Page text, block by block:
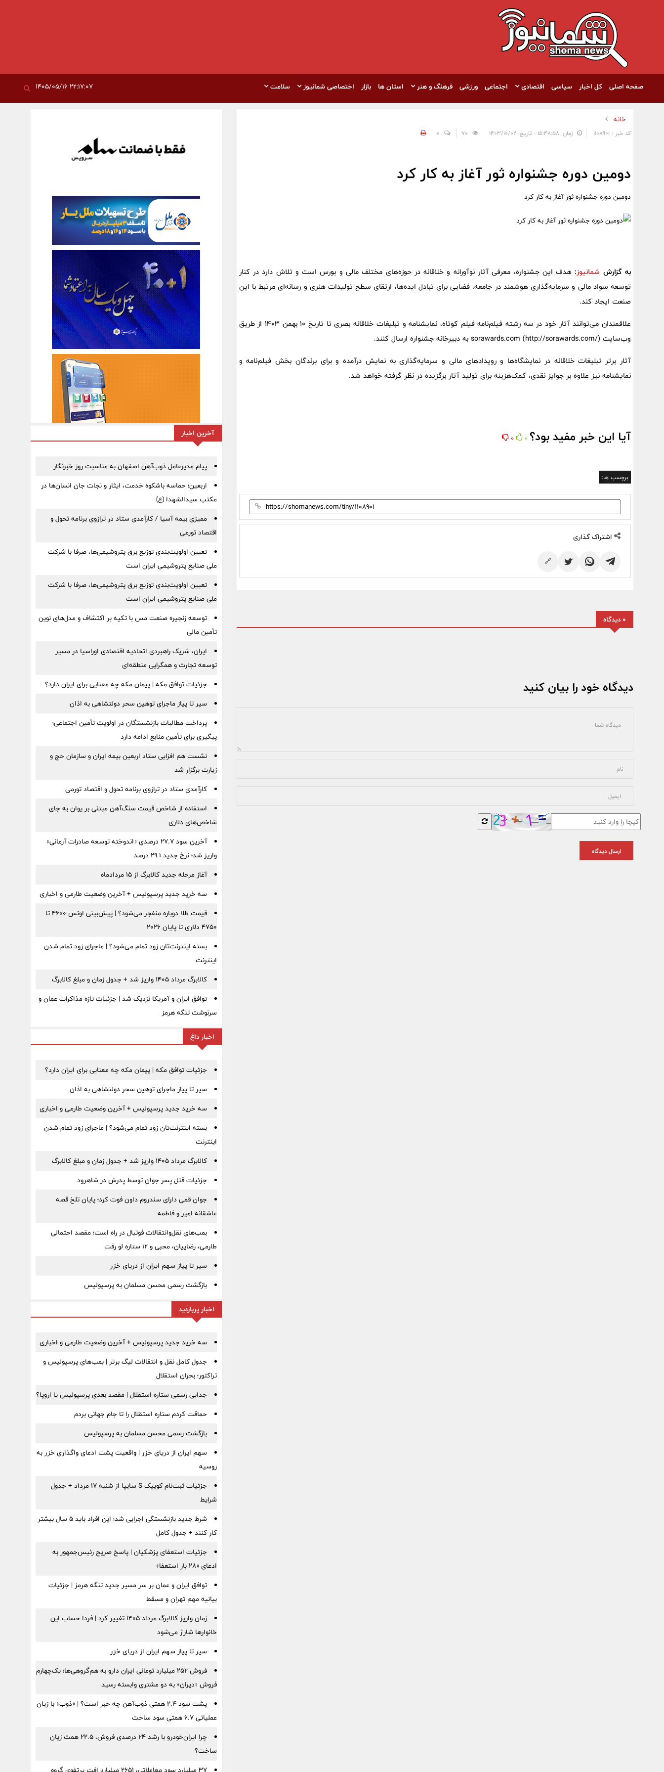
صفحه اصلی کل اخبار سیاسی اقتصادی اجتماعی ورزشی فرهنگ و هنر استان ها بازار اختصاصی شمانیوز سلامت
خانه
کد خبر : 1108901 زمان: ۱۵:۴۸:۵۸ - تاریخ: ۱۴۰۳/۱۰/۰۲ 0
دومین دوره جشنواره ثور آغاز به‌ کار کرد
دومین دوره جشنواره ثور آغاز به‌ کار کرد
به گزارش شمانیوز: هدف این جشنواره، معرفی آثار نوآورانه و خلاقانه در حوزه‌های مختلف مالی و بورس است‌ و تلاش دارد در کنار
توسعه سواد مالی‌ و سرمایه‌گذاری هوشمند در جامعه، فضایی برای تبادل ایده‌ها، ارتقای سطح تولیدات هنری و رسانه‌ای مرتبط با این
صنعت‌ ایجاد کند.
علاقمندان می‌توانند آثار خود در سه رشته‌ فیلم‌نامه فیلم‌‌ کوتاه، نمایشنامه‌ و تبلیغات خلاقانه بصری تا تاریخ ۱۰ بهمن ۱۴۰۳ از طریق
وب‌سایت sorawards.com (http://sorawards.com/) به دبیرخانه جشنواره ارسال کنند.
آثار برتر تبلیغات خلاقانه در نمایشگاه‌ها و رویدادهای مالی و سرمایه‌گذاری به نمایش درآمده‌ و برای برندگان بخش فیلم‌نامه و
نمایشنامه نیز علاوه بر جوایز نقدی، کمک‌هزینه‌ برای تولید‌ آثار برگزیده‌ در نظر گرفته خواهد شد.
آیا این خبر مفید بود؟ 0
0
برچسب ها:
اشتراک گذاری
🔗
0 دیدگاه
دیدگاه خود را بیان کنید
ارسال دیدگاه
آخرین اخبار
پیام مدیرعامل ذوب‌آهن اصفهان به مناسبت روز خبرنگار
اربعین؛ حماسه باشکوه خدمت، ایثار و نجات جان انسان‌ها در
مکتب سیدالشهدا (ع)
ممیزی بیمه آسیا / کارآمدی ستاد در ترازوی برنامه تحول و
اقتصاد تورمی
تعیین اولویت‌بندی توزیع برق پتروشیمی‌ها، صرفا با شرکت
ملی صنایع پتروشیمی ایران است
تعیین اولویت‌بندی توزیع برق پتروشیمی‌ها، صرفا با شرکت
ملی صنایع پتروشیمی ایران است
توسعه زنجیره صنعت مس با تکیه بر اکتشاف و مدل‌های نوین
تأمین مالی
ایران، شریک راهبردی اتحادیه اقتصادی اوراسیا در مسیر
توسعه تجارت و همگرایی منطقه‌ای
جزئیات توافق مکه | پیمان مکه چه معنایی برای ایران دارد؟
سیر تا پیاز ماجرای توهین سحر دولتشاهی به اذان
پرداخت مطالبات بازنشستگان در اولویت تأمین اجتماعی؛
پیگیری برای تأمین منابع ادامه دارد
نشست هم افزایی ستاد اربعین بیمه ایران و سازمان حج و
زیارت برگزار شد
کارآمدی ستاد در ترازوی برنامه تحول و اقتصاد تورمی
استفاده از شاخص قیمت سنگ‌آهن مبتنی بر یوان به جای
شاخص‌های دلاری
آخرین سود ۲۷.۷ درصدی «اندوخته توسعه صادرات آرمانی»
واریز شد؛ نرخ جدید ۲۹.۱ درصد
آغاز مرحله جدید کالابرگ از ۱۵ مردادماه
سه خرید جدید پرسپولیس + آخرین وضعیت طارمی و اخباری
قیمت طلا دوباره منفجر می‌شود؟ | پیش‌بینی اونس ۴۶۰۰ تا
۴۷۵۰ دلاری تا پایان ۲۰۲۶
بسته اینترنت‌تان زود تمام می‌شود؟ | ماجرای زود تمام شدن
اینترنت
کالابرگ مرداد ۱۴۰۵ واریز شد + جدول زمان و مبلغ کالابرگ
توافق ایران و آمریکا نزدیک شد | جزئیات تازه مذاکرات عمان و
سرنوشت تنگه هرمز
اخبار داغ
جزئیات توافق مکه | پیمان مکه چه معنایی برای ایران دارد؟
سیر تا پیاز ماجرای توهین سحر دولتشاهی به اذان
سه خرید جدید پرسپولیس + آخرین وضعیت طارمی و اخباری
بسته اینترنت‌تان زود تمام می‌شود؟ | ماجرای زود تمام شدن
اینترنت
کالابرگ مرداد ۱۴۰۵ واریز شد + جدول زمان و مبلغ کالابرگ
جزئیات قتل پسر جوان توسط پدرش در شاهرود
جوان قمی دارای سندروم داون فوت کرد؛ پایان تلخ قصه
عاشقانه امیر و فاطمه
بمب‌های نقل‌وانتقالات فوتبال در راه است؛ مقصد احتمالی
طارمی، رضاییان، محبی و ۱۲ ستاره لو رفت
سیر تا پیاز سهم ایران از دریای خزر
بازگشت رسمی محسن مسلمان به پرسپولیس
اخبار پربازدید
سه خرید جدید پرسپولیس + آخرین وضعیت طارمی و اخباری
جدول کامل نقل و انتقالات لیگ برتر | بمب‌های پرسپولیس و
تراکتور؛ بحران استقلال
جدایی رسمی ستاره استقلال | مقصد بعدی پرسپولیس یا اروپا؟
حماقت کردم ستاره استقلال را تا جام جهانی بردم
بازگشت رسمی محسن مسلمان به پرسپولیس
سهم ایران از دریای خزر | واقعیت پشت ادعای واگذاری خزر به
روسیه
جزئیات ثبت‌نام کوییک S سایپا از شنبه ۱۷ مرداد + جدول
شرایط
شرط جدید بازنشستگی اجرایی شد؛ این افراد باید ۵ سال بیشتر
کار کنند + جدول کامل
جزئیات استعفای پزشکیان | پاسخ صریح رئیس‌جمهور به
ادعای «۲۸ بار استعفا»
توافق ایران و عمان بر سر مسیر جدید تنگه هرمز | جزئیات
بیانیه مهم تهران و مسقط
زمان واریز کالابرگ مرداد ۱۴۰۵ تغییر کرد | فردا حساب این
خانوارها شارژ می‌شود
سیر تا پیاز سهم ایران از دریای خزر
فروش ۲۵۲ میلیارد تومانی ایران دارو به هم‌گروهی‌ها؛ یک‌چهارم
فروش «دیران» به دو مشتری وابسته رسید
پشت سود ۲.۴ همتی ذوب‌آهن چه خبر است؟ | «ذوب» با زیان
عملیاتی ۶.۷ همتی سود ساخت
چرا ایران‌خودرو با رشد ۲۴ درصدی فروش، ۲۲.۵ همت زیان
ساخت؟